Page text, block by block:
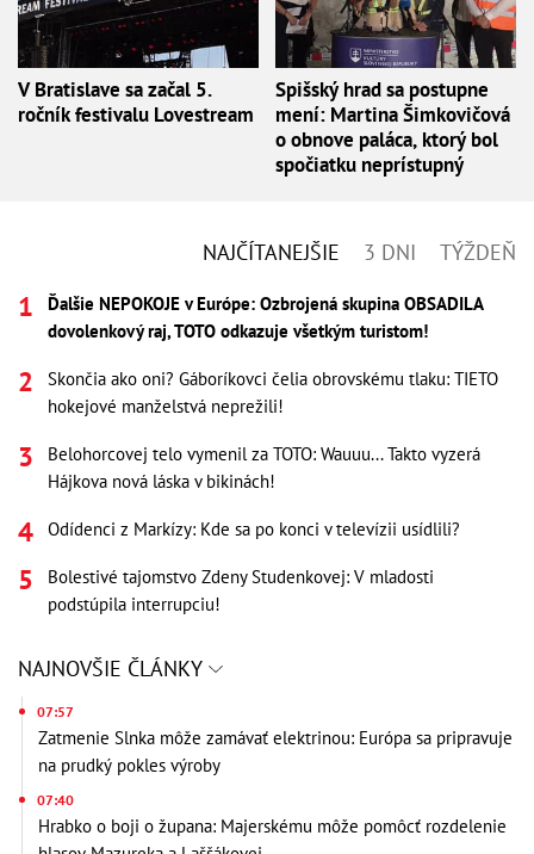
V Bratislave sa začal 5.
ročník festivalu Lovestream
Spišský hrad sa postupne
mení: Martina Šimkovičová
o obnove paláca, ktorý bol
spočiatku neprístupný
NAJČÍTANEJŠIE 3 DNI TÝŽDEŇ
Ďalšie NEPOKOJE v Európe: Ozbrojená skupina OBSADILA
dovolenkový raj, TOTO odkazuje všetkým turistom!
Skončia ako oni? Gáboríkovci čelia obrovskému tlaku: TIETO
hokejové manželstvá neprežili!
Belohorcovej telo vymenil za TOTO: Wauuu... Takto vyzerá
Hájkova nová láska v bikinách!
Odídenci z Markízy: Kde sa po konci v televízii usídlili?
Bolestivé tajomstvo Zdeny Studenkovej: V mladosti
podstúpila interrupciu!
NAJNOVŠIE ČLÁNKY
07:57
Zatmenie Slnka môže zamávať elektrinou: Európa sa pripravuje
na prudký pokles výroby
07:40
Hrabko o boji o župana: Majerskému môže pomôcť rozdelenie